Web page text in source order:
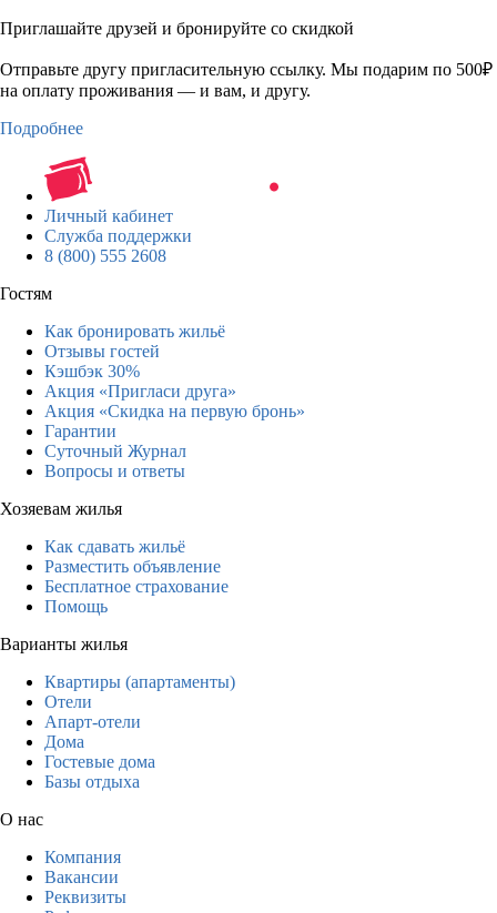
Приглашайте друзей и бронируйте со скидкой
Отправьте другу пригласительную ссылку. Мы подарим по 500₽
на оплату проживания — и вам, и другу.
Подробнее
Личный кабинет
Служба поддержки
8 (800) 555 2608
Гостям
Как бронировать жильё
Отзывы гостей
Кэшбэк 30%
Акция «Пригласи друга»
Акция «Скидка на первую бронь»
Гарантии
Суточный Журнал
Вопросы и ответы
Хозяевам жилья
Как сдавать жильё
Разместить объявление
Бесплатное страхование
Помощь
Варианты жилья
Квартиры (апартаменты)
Отели
Апарт-отели
Дома
Гостевые дома
Базы отдыха
О нас
Компания
Вакансии
Реквизиты